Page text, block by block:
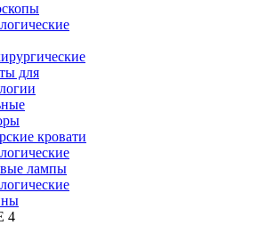
для
кровати
лампы
4